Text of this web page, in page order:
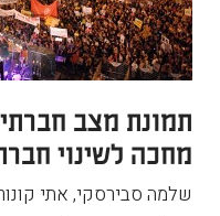
מחכה לשינוי
שלמה סבירסקי, אתי